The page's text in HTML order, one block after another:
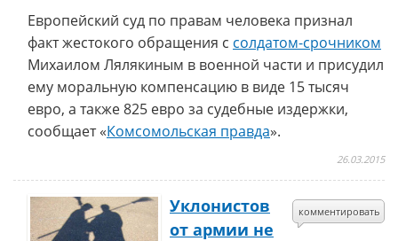
Европейский суд по правам человека признал
факт жестокого обращения с солдатом-срочником
Михаилом Лялякиным в военной части и присудил
ему моральную компенсацию в виде 15 тысяч
евро, а также 825 евро за судебные издержки,
сообщает «Комсомольская правда».
26.03.2015
комментировать
Уклонистов
от армии не